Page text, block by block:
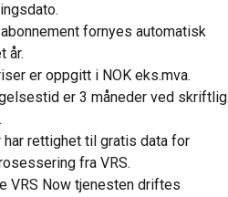
fornyes automatisk
år.
er oppgitt i NOK eks.mva.
er 3 måneder ved skriftlig
har rettighet til gratis data for
fra VRS.
VRS Now tjenesten driftes